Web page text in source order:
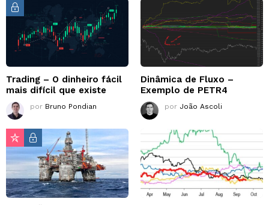
Trading – O dinheiro fácil
mais difícil que existe
por Bruno Pondian
Dinâmica de Fluxo –
Exemplo de PETR4
por João Ascoli